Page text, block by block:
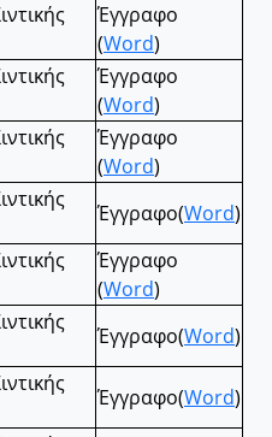
Έγγραφο
(Word)
Έγγραφο
(Word)
Έγγραφο
(Word)
Έγγραφο(Word)
Έγγραφο
(Word)
Έγγραφο(Word)
Έγγραφο(Word)